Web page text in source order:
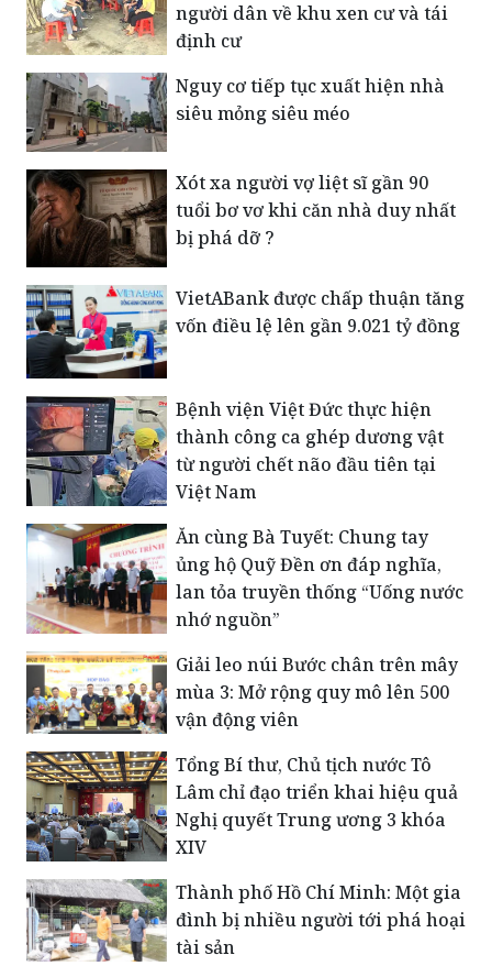
người dân về khu xen cư và tái
định cư
Nguy cơ tiếp tục xuất hiện nhà
siêu mỏng siêu méo
Xót xa người vợ liệt sĩ gần 90
tuổi bơ vơ khi căn nhà duy nhất
bị phá dỡ ?
VietABank được chấp thuận tăng
vốn điều lệ lên gần 9.021 tỷ đồng
Bệnh viện Việt Đức thực hiện
thành công ca ghép dương vật
từ người chết não đầu tiên tại
Việt Nam
Ăn cùng Bà Tuyết: Chung tay
ủng hộ Quỹ Đền ơn đáp nghĩa,
lan tỏa truyền thống “Uống nước
nhớ nguồn”
Giải leo núi Bước chân trên mây
mùa 3: Mở rộng quy mô lên 500
vận động viên
Tổng Bí thư, Chủ tịch nước Tô
Lâm chỉ đạo triển khai hiệu quả
Nghị quyết Trung ương 3 khóa
XIV
Thành phố Hồ Chí Minh: Một gia
đình bị nhiều người tới phá hoại
tài sản